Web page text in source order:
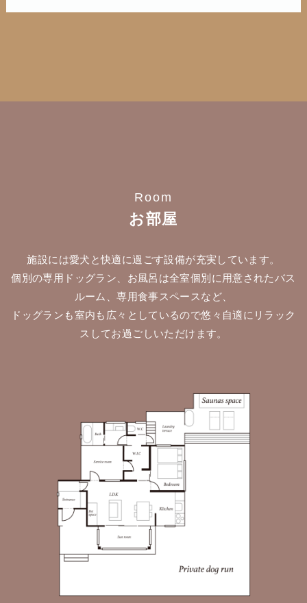
Room
お部屋
施設には愛犬と快適に過ごす設備が充実しています。
個別の専用ドッグラン、お風呂は全室個別に用意されたバス
ルーム、専用食事スペースなど、
ドッグランも室内も広々としているので悠々自適にリラック
スしてお過ごしいただけます。